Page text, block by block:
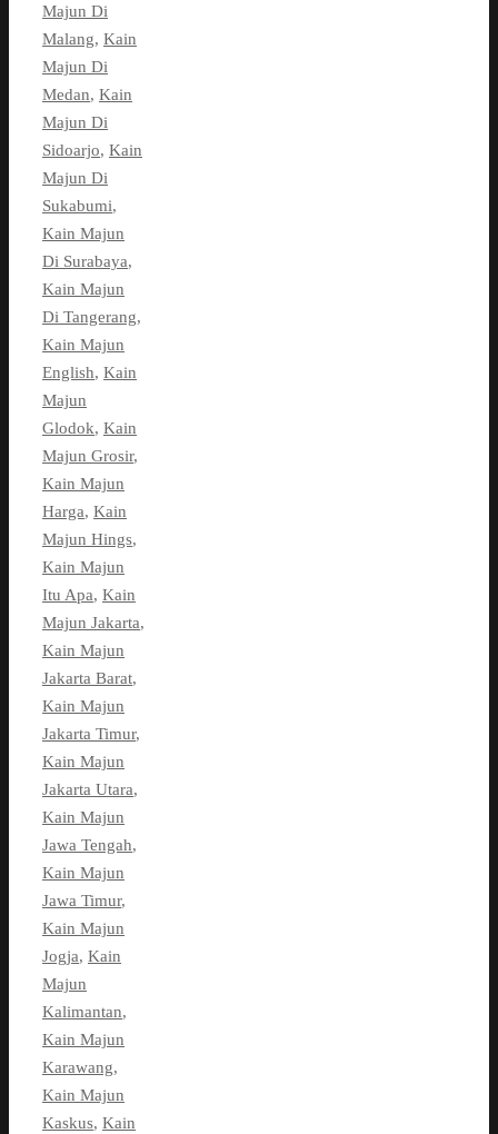
Majun Di
Malang, Kain
Majun Di
Medan, Kain
Majun Di
Sidoarjo, Kain
Majun Di
Sukabumi,
Kain Majun
Di Surabaya,
Kain Majun
Di Tangerang,
Kain Majun
English, Kain
Majun
Glodok, Kain
Majun Grosir,
Kain Majun
Harga, Kain
Majun Hings,
Kain Majun
Itu Apa, Kain
Majun Jakarta,
Kain Majun
Jakarta Barat,
Kain Majun
Jakarta Timur,
Kain Majun
Jakarta Utara,
Kain Majun
Jawa Tengah,
Kain Majun
Jawa Timur,
Kain Majun
Jogja, Kain
Majun
Kalimantan,
Kain Majun
Karawang,
Kain Majun
Kaskus, Kain